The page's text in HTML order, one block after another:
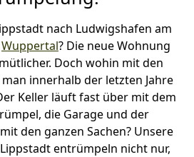
nach Ludwigshafen am
Wuppertal? Die neue Wohnung
Doch wohin mit den
innerhalb der letzten Jahre
Keller läuft fast über mit dem
die Garage und der
den ganzen Sachen? Unsere
entrümpeln nicht nur,